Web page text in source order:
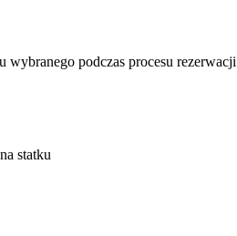
wybranego podczas procesu rezerwacji
statku